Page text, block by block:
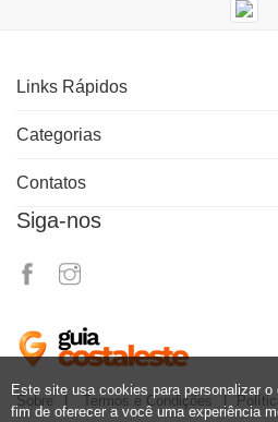
Links Rápidos
Categorias
Contatos
Siga-nos
Sobre Termos e Condições
Este site usa cookies para personalizar
fim de oferecer a você uma experiência